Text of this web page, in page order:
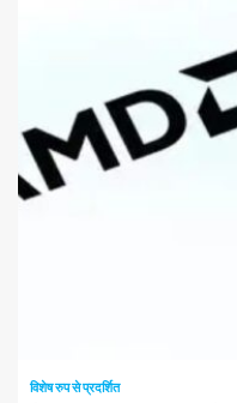
विशेष रुप से प्रदर्शित